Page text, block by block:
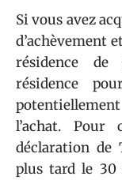
Si vous avez
d’achèvement
résidence de
résidence
l’achat. Pour
déclaration de
plus tard le 30